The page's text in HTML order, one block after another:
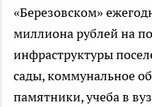
«Березовском»
миллиона рублей на
инфраструктуры
сады, коммунальное
памятники, учеба в